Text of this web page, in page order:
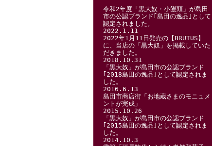
令和2年度「黒大奴・小饅頭」が島田
市の公認ブランド｢島田の逸品｣として
認定されました。
2022.1.11
2022年1月11日発売の【BRUTUS】
に、当店の「黒大奴」を掲載していた
だきました。
2018.10.31
「黒大奴」が島田市の公認ブランド
｢2018島田の逸品｣として認定されま
した。
2016.6.13
島田市商店街「お地蔵さまのモニュメ
ントが完成」
2015.10.26
「黒大奴」が島田市の公認ブランド
｢2015島田の逸品｣として認定されま
した。
2014.10.3